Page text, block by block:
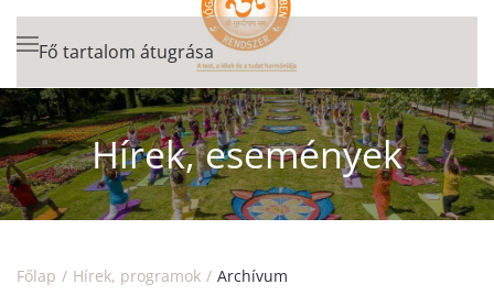
Fő tartalom átugrása
Hírek, események
Főlap Hírek, programok Archívum